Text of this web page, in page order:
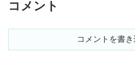
コメント
コメントを書き